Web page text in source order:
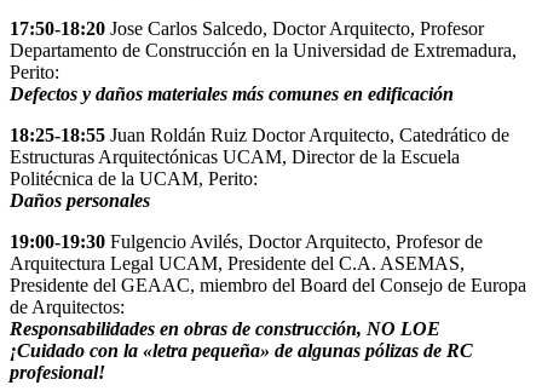
17:50-18:20 Jose Carlos Salcedo, Doctor Arquitecto, Profesor
Departamento de Construcción en la Universidad de Extremadura,
Perito:
Defectos y daños materiales más comunes en edificación
18:25-18:55 Juan Roldán Ruiz Doctor Arquitecto, Catedrático de
Estructuras Arquitectónicas UCAM, Director de la Escuela
Politécnica de la UCAM, Perito:
Daños personales
19:00-19:30 Fulgencio Avilés, Doctor Arquitecto, Profesor de
Arquitectura Legal UCAM, Presidente del C.A. ASEMAS,
Presidente del GEAAC, miembro del Board del Consejo de Europa
de Arquitectos:
Responsabilidades en obras de construcción, NO LOE
¡Cuidado con la «letra pequeña» de algunas pólizas de RC
profesional!